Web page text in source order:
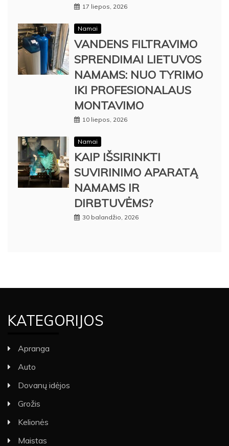
17 liepos, 2026
Namai
VANDENS FILTRAVIMO
SPRENDIMAI LIETUVOS
NAMAMS: NUO TYRIMO
IKI PROFESIONALAUS
MONTAVIMO
10 liepos, 2026
Namai
KAIP IŠSIRINKTI
SUVIRINIMO APARATĄ
NAMAMS IR
DIRBTUVĖMS?
30 balandžio, 2026
KATEGORIJOS
Apranga
Auto
Dovanų idėjos
Grožis
Kelionės
Maistas